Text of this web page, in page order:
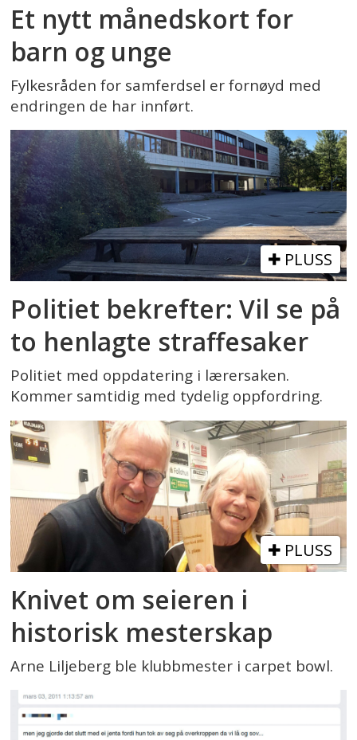
Et nytt månedskort for
barn og unge
Fylkesråden for samferdsel er fornøyd med
endringen de har innført.
PLUSS
Politiet bekrefter: Vil se på
to henlagte straffesaker
Politiet med oppdatering i lærersaken.
Kommer samtidig med tydelig oppfordring.
PLUSS
Knivet om seieren i
historisk mesterskap
Arne Liljeberg ble klubbmester i carpet bowl.